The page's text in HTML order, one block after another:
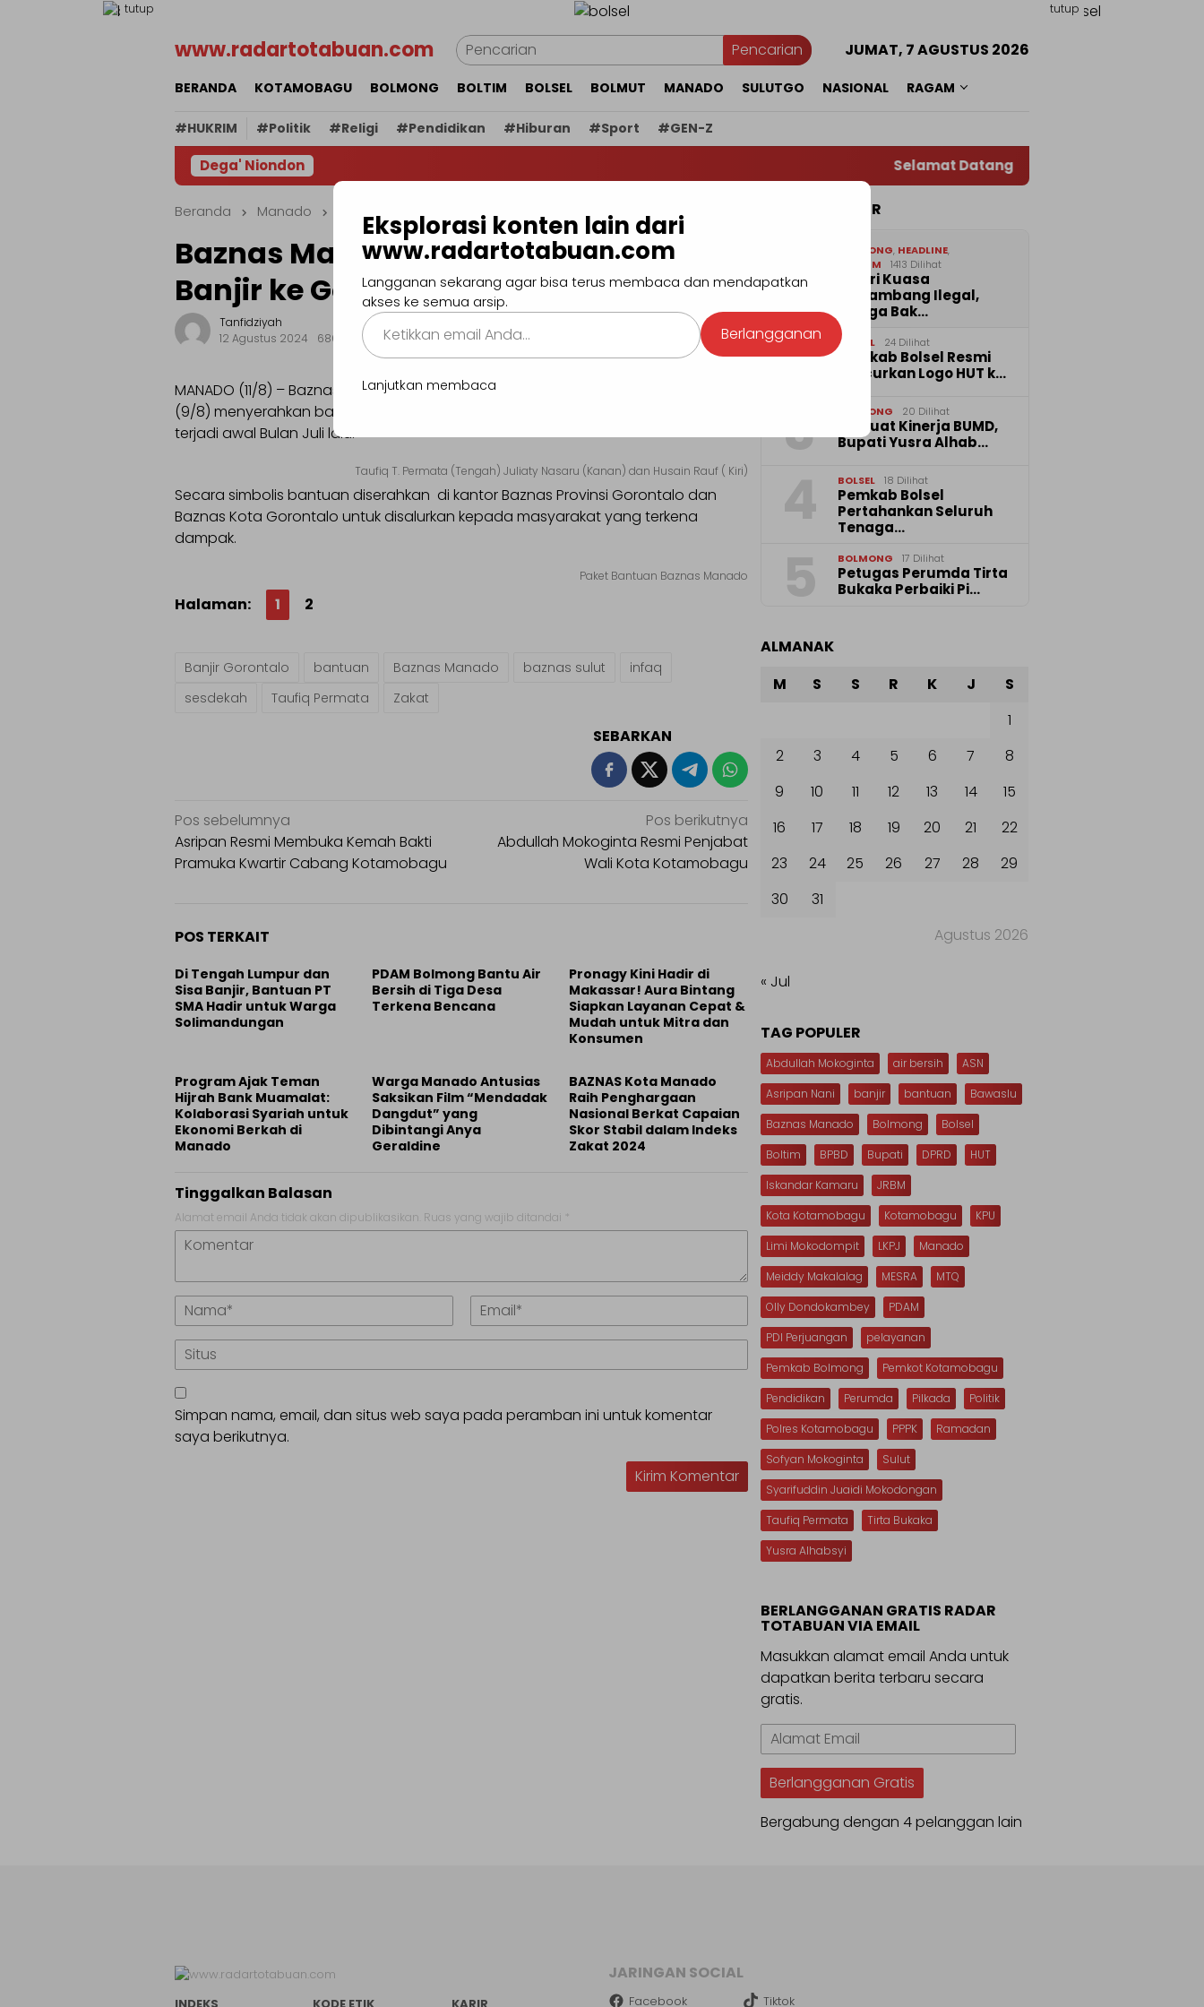
tutup tutup
www.radartotabuan.com Pencarian JUMAT, 7 AGUSTUS 2026
BERANDA KOTAMOBAGU BOLMONG BOLTIM BOLSEL BOLMUT MANADO SULUTGO NASIONAL RAGAM
#HUKRIM #Politik #Religi #Pendidikan #Hiburan #Sport #GEN-Z
Dega' Niondon Selamat Datang di Situs Warta RADAR
Beranda Manado
Baznas Manado Salurkan Bantuan
Banjir ke Gorontalo
Tanfidziyah
12 Agustus 2024
686 Dilihat
MANADO (11/8) – Baznas Kota Manado bersama Baznas Se-Sulawesi Utara, Jumat
(9/8) menyerahkan bantuan untuk korban bencana Banjir Kota Gorontalo yang
terjadi awal Bulan Juli lalu.
Taufiq T. Permata (Tengah) Juliaty Nasaru (Kanan) dan Husain Rauf ( Kiri)
Secara simbolis bantuan diserahkan di kantor Baznas Provinsi Gorontalo dan
Baznas Kota Gorontalo untuk disalurkan kepada masyarakat yang terkena
dampak.
Paket Bantuan Baznas Manado
Halaman: 1 2
Banjir Gorontalo bantuan Baznas Manado baznas sulut
infaq
sesdekah
Taufiq Permata Zakat
SEBARKAN
Navigasi
pos
Pos sebelumnya
Asripan Resmi Membuka Kemah Bakti
Pramuka Kwartir Cabang Kotamobagu
Pos berikutnya
Abdullah Mokoginta Resmi Penjabat
Wali Kota Kotamobagu
POS TERKAIT
Di Tengah Lumpur dan
Sisa Banjir, Bantuan PT
SMA Hadir untuk Warga
Solimandungan
PDAM Bolmong Bantu Air
Bersih di Tiga Desa
Terkena Bencana
Pronagy Kini Hadir di
Makassar! Aura Bintang
Siapkan Layanan Cepat &
Mudah untuk Mitra dan
Konsumen
Program Ajak Teman
Hijrah Bank Muamalat:
Kolaborasi Syariah untuk
Ekonomi Berkah di
Manado
Warga Manado Antusias
Saksikan Film “Mendadak
Dangdut” yang
Dibintangi Anya
Geraldine
BAZNAS Kota Manado
Raih Penghargaan
Nasional Berkat Capaian
Skor Stabil dalam Indeks
Zakat 2024
Tinggalkan Balasan
Alamat email Anda tidak akan dipublikasikan. Ruas yang wajib ditandai *
Simpan nama, email, dan situs web saya pada peramban ini untuk komentar
saya berikutnya.
BERITA POPULER
1 BOLMONG, HEADLINE,
HUKRIM
1413 Dilihat
Diberi Kuasa
Menambang Ilegal,
Warga Bak…
2 BOLSEL 24 Dilihat
Pemkab Bolsel Resmi
Luncurkan Logo HUT k…
3 BOLMONG 20 Dilihat
Perkuat Kinerja BUMD,
Bupati Yusra Alhab…
BOLSEL 18 Dilihat
Pemkab Bolsel
Pertahankan Seluruh
Tenaga…
BOLMONG 17 Dilihat
Petugas Perumda Tirta
Bukaka Perbaiki Pi…
ALMANAK
Agustus 2026
M S S R K J
S
1
2
3 4 5 6 7
8
9
10 11 12 13 14
15
16
17 18 19 20 21
22
23
24 25 26 27 28
29
30
31
« Jul
TAG POPULER
Abdullah Mokoginta air bersih
ASN
Asripan Nani
banjir bantuan
Bawaslu
Baznas Manado
Bolmong
Bolsel
Boltim
BPBD Bupati DPRD
HUT
Iskandar Kamaru
JRBM
Kota Kotamobagu
Kotamobagu
KPU
Limi Mokodompit
LKPJ
Manado
Meiddy Makalalag
MESRA
MTQ
Olly Dondokambey
PDAM
PDI Perjuangan
pelayanan
Pemkab Bolmong
Pemkot Kotamobagu
Pendidikan
Perumda Pilkada
Politik
Polres Kotamobagu
PPPK
Ramadan
Sofyan Mokoginta
Sulut
Syarifuddin Juaidi Mokodongan
Taufiq Permata
Tirta Bukaka
Yusra Alhabsyi
BERLANGGANAN GRATIS RADAR
TOTABUAN VIA EMAIL
Masukkan alamat email Anda untuk
dapatkan berita terbaru secara
gratis.
Alamat
Email
Berlangganan Gratis
Bergabung dengan 4 pelanggan lain
INDEKS KODE ETIK KARIR
JARINGAN SOCIAL
Facebook Tiktok
Eksplorasi konten lain dari
www.radartotabuan.com
Langganan sekarang agar bisa terus membaca dan mendapatkan
akses ke semua arsip.
Ketikkan
email
Anda...
Berlangganan
Lanjutkan membaca